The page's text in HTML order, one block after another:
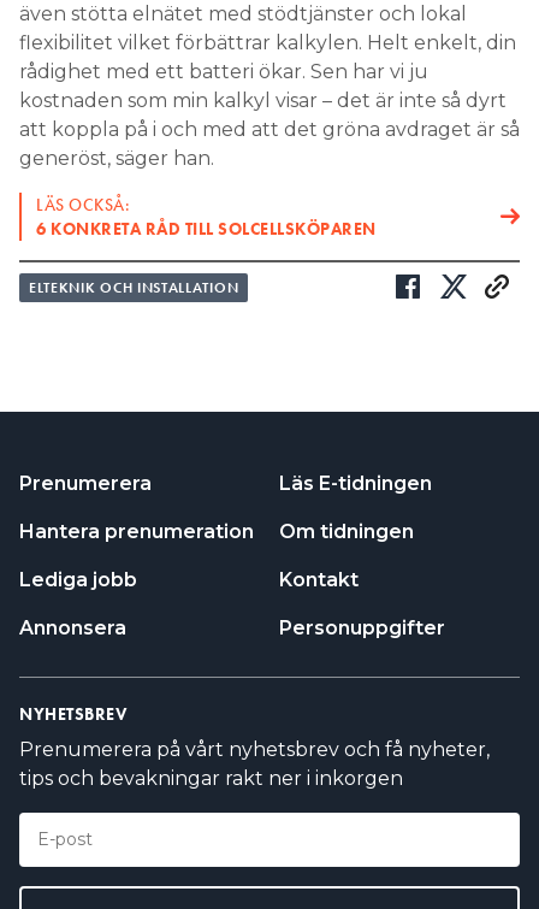
även stötta elnätet med stödtjänster och lokal
flexibilitet vilket förbättrar kalkylen. Helt enkelt, din
rådighet med ett batteri ökar. Sen har vi ju
kostnaden som min kalkyl visar – det är inte så dyrt
att koppla på i och med att det gröna avdraget är så
generöst, säger han.
LÄS OCKSÅ:
6 KONKRETA RÅD TILL SOLCELLSKÖPAREN
ELTEKNIK OCH INSTALLATION
Prenumerera
Hantera prenumeration
Lediga jobb
Annonsera
Läs E-tidningen
Om tidningen
Kontakt
Personuppgifter
NYHETSBREV
Prenumerera på vårt nyhetsbrev och få nyheter,
tips och bevakningar rakt ner i inkorgen